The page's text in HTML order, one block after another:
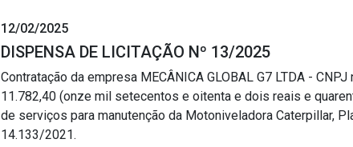
12/02/2025
DISPENSA DE LICITAÇÃO Nº 13/2025
Contratação da empresa MECÂNICA GLOBAL G7 LTDA -
11.782,40 (onze mil setecentos e oitenta e dois reais e
de serviços para manutenção da Motoniveladora Caterpillar,
14.133/2021.